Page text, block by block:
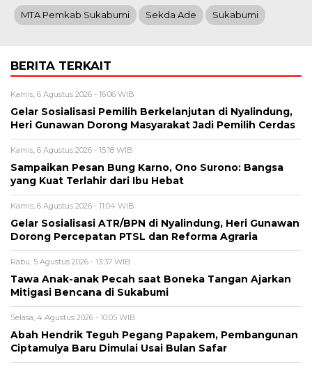
MTA Pemkab Sukabumi Sekda Ade Sukabumi
BERITA TERKAIT
Kamis, 6 Agustus 2026 - 16:06 WIB
Gelar Sosialisasi Pemilih Berkelanjutan di Nyalindung,
Heri Gunawan Dorong Masyarakat Jadi Pemilih Cerdas
Kamis, 6 Agustus 2026 - 15:18 WIB
Sampaikan Pesan Bung Karno, Ono Surono: Bangsa
yang Kuat Terlahir dari Ibu Hebat
Kamis, 6 Agustus 2026 - 11:04 WIB
Gelar Sosialisasi ATR/BPN di Nyalindung, Heri Gunawan
Dorong Percepatan PTSL dan Reforma Agraria
Rabu, 5 Agustus 2026 - 13:37 WIB
Tawa Anak-anak Pecah saat Boneka Tangan Ajarkan
Mitigasi Bencana di Sukabumi
Selasa, 4 Agustus 2026 - 10:05 WIB
Abah Hendrik Teguh Pegang Papakem, Pembangunan
Ciptamulya Baru Dimulai Usai Bulan Safar